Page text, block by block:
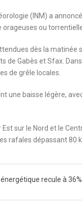
(INM) a
orageuses ou
dès la
Gabès et Sfax.
de grêle locales.
une baisse légère,
Est sur le Nord et le
rafales dépassant 80
recule à 36%